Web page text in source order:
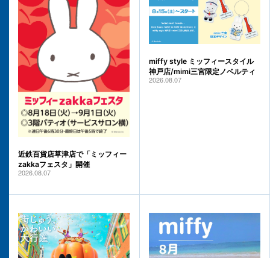
近鉄百貨店草津店で「ミッフィー
zakkaフェスタ」開催
2026.08.07
miffy style ミッフィースタイル
神戸店/mimi三宮限定ノベルティ
2026.08.07